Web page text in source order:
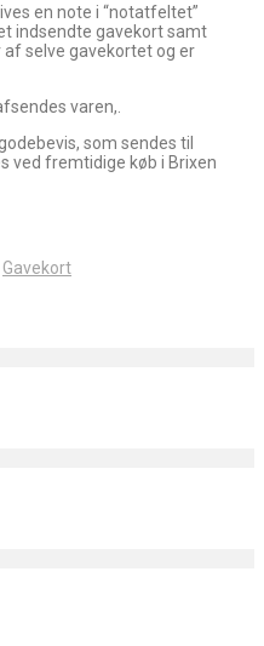
en note i “notatfeltet”
indsendte gavekort samt
selve gavekortet og er
varen,.
som sendes til
ved fremtidige køb i Brixen
Gavekort